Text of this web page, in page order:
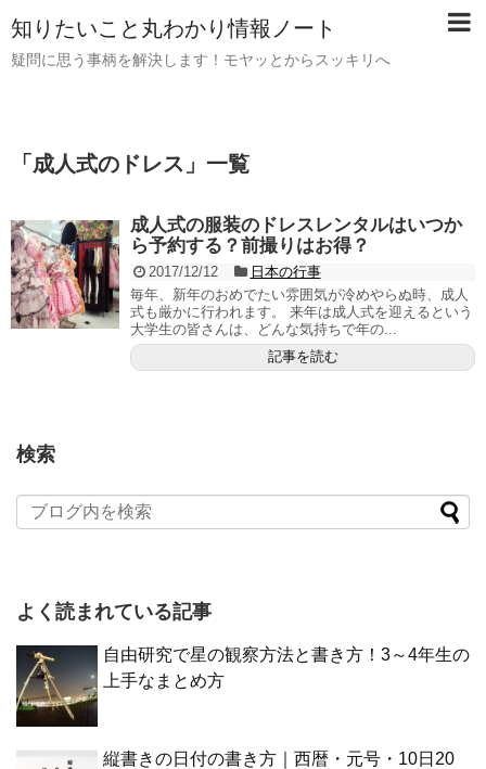
知りたいこと丸わかり情報ノート
疑問に思う事柄を解決します！モヤッとからスッキリへ
「 成人式のドレス 」 一覧
成人式の服装のドレスレンタルはいつか
ら予約する？前撮りはお得？
2017/12/12
日本の行事
毎年、新年のおめでたい雰囲気が冷めやらぬ時、成人
式も厳かに行われます。 来年は成人式を迎えるという
大学生の皆さんは、どんな気持ちで年の...
記事を読む
検索
よく読まれている記事
自由研究で星の観察方法と書き方！3～4年生の
上手なまとめ方
縦書きの日付の書き方｜西暦・元号・10日20